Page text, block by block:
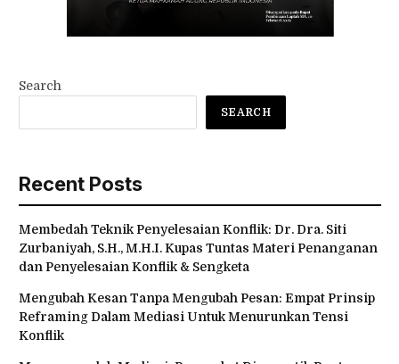
Search
SEARCH
Recent Posts
Membedah Teknik Penyelesaian Konflik: Dr. Dra. Siti
Zurbaniyah, S.H., M.H.I. Kupas Tuntas Materi Penanganan
dan Penyelesaian Konflik & Sengketa
Mengubah Kesan Tanpa Mengubah Pesan: Empat Prinsip
Reframing Dalam Mediasi Untuk Menurunkan Tensi
Konflik